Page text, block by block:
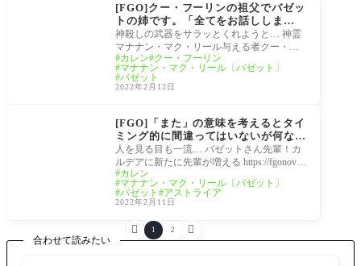
[FGO]クー・フーリンの祖父でバゼッ
トの姉です。「全てをお話ししま
す…」『マナナン･スーベニア･バレ
ンタイン ～チョコの樹と女神の選択
～』4節のストーリーまとめ
神殺しの武器をサラッとくれようと… 神霊
マナナン・マク・リール与える者クー・フ
ーリンの父太陽神ルー育ての親 自称姉 水着
ジャ
カレン クー・フーリン
マナナン・マク・リール〔バゼット〕
バゼット
2022年2月12日
[FGO]「また」の意味を考えるとタイ
ミング的に間違ってはいないが何なの
この人ーーー！！？？『マナナン･ス
ーベニア･バレンタイン ～チョコの樹
と女神の選択～』3節のストーリーま
とめ
人を見る目も一流… バゼットさん先輩！カ
ルデアに新たに先輩が増える https://fgonovu
m.com/fgo%e3%83%90%e3%82%bc%e3%83%
83%e3%83%88%e3%81%95%e3%82%93%e3%
カレン
マナナン・マク・リール〔バゼット〕
バゼット
アストライア
2022年2月11日
 1 2 
合わせて読みたい